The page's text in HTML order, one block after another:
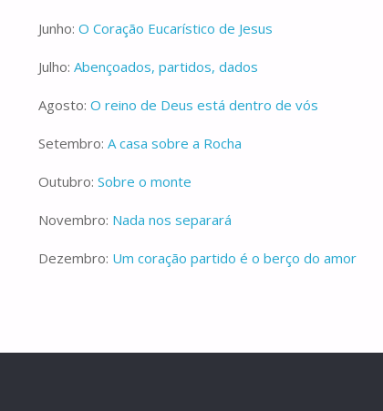
Junho: O Coração Eucarístico de Jesus
Julho: Abençoados, partidos, dados
Agosto: O reino de Deus está dentro de vós
Setembro: A casa sobre a Rocha
Outubro: Sobre o monte
Novembro: Nada nos separará
Dezembro: Um coração partido é o berço do amor